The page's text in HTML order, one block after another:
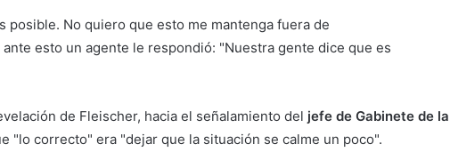
posible. No quiero que esto me mantenga fuera de
esto un agente le respondió: "Nuestra gente dice que es
de Fleischer, hacia el señalamiento del jefe de Gabinete de la
"lo correcto" era "dejar que la situación se calme un poco".